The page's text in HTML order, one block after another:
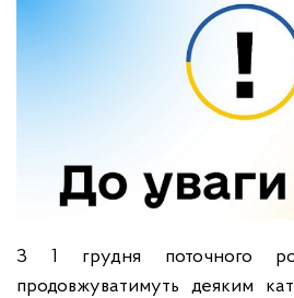
З 1 грудня поточного
продовжуватимуть деяким